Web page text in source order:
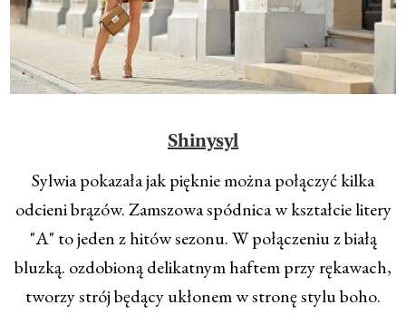
Shinysyl
Sylwia pokazała jak pięknie można połączyć kilka
odcieni brązów. Zamszowa spódnica w kształcie litery
"A" to jeden z hitów sezonu. W połączeniu z białą
bluzką. ozdobioną delikatnym haftem przy rękawach,
tworzy strój będący ukłonem w stronę stylu boho.